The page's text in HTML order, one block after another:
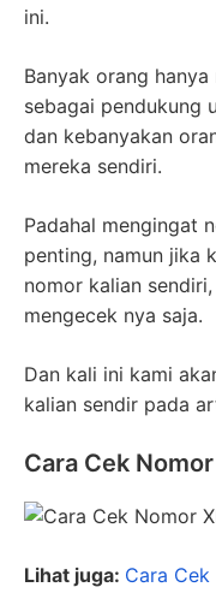
ini.
Banyak orang
sebagai pendukung
dan kebanyakan
mereka sendiri.
Padahal mengingat
penting, namun jika
nomor kalian
mengecek nya saja.
Dan kali ini kami
kalian sendir pada
Cara Cek
Lihat juga: Cara